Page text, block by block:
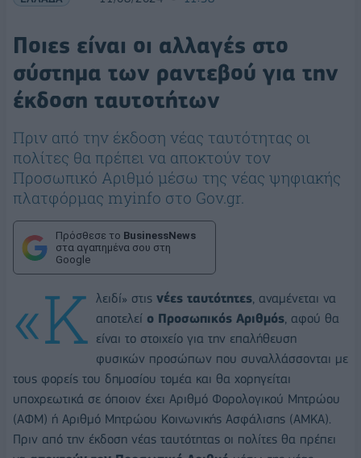
Ποιες είναι οι αλλαγές στο
σύστημα των ραντεβού για την
έκδοση ταυτοτήτων
Πριν από την έκδοση νέας ταυτότητας οι
πολίτες θα πρέπει να αποκτούν τον
Προσωπικό Αριθμό μέσω της νέας ψηφιακής
πλατφόρμας myinfo στο Gov.gr.
Πρόσθεσε το BusinessNews
στα αγαπημένα σου στη
Google
«Κ λειδί» στις νέες ταυτότητες, αναμένεται να
αποτελεί ο Προσωπικός Αριθμός, αφού θα
είναι το στοιχείο για την επαλήθευση
φυσικών προσώπων που συναλλάσσονται με
τους φορείς του δημοσίου τομέα και θα χορηγείται
υποχρεωτικά σε όποιον έχει Αριθμό Φορολογικού Μητρώου
(ΑΦΜ) ή Αριθμό Μητρώου Κοινωνικής Ασφάλισης (ΑΜΚΑ).
Πριν από την έκδοση νέας ταυτότητας οι πολίτες θα πρέπει